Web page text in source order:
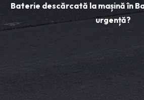
Baterie descărcată la mașină în
urgență?